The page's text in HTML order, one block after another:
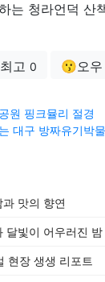
는 청라언덕 산
고 0 😗오우
원 핑크뮬리 절경
대구 방짜유기박
맛의 향연
달빛이 어우러진
현장 생생 리포트